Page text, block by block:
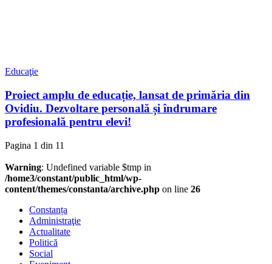
Educaţie
Proiect amplu de educație, lansat de primăria din
Ovidiu. Dezvoltare personală și îndrumare
profesională pentru elevi!
Pagina 1 din 11
Warning: Undefined variable $tmp in
/home3/constant/public_html/wp-
content/themes/constanta/archive.php on line 26
Constanța
Administraţie
Actualitate
Politică
Social